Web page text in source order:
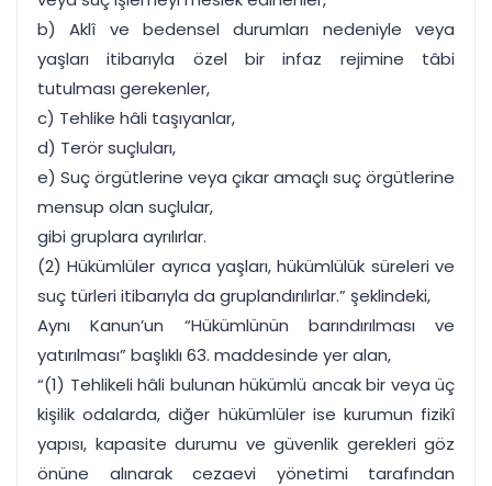
b) Aklî ve bedensel durumları nedeniyle veya
yaşları itibarıyla özel bir infaz rejimine tâbi
tutulması gerekenler,
c) Tehlike hâli taşıyanlar,
d) Terör suçluları,
e) Suç örgütlerine veya çıkar amaçlı suç örgütlerine
mensup olan suçlular,
gibi gruplara ayrılırlar.
(2) Hükümlüler ayrıca yaşları, hükümlülük süreleri ve
suç türleri itibarıyla da gruplandırılırlar.” şeklindeki,
Aynı Kanun’un “Hükümlünün barındırılması ve
yatırılması” başlıklı 63. maddesinde yer alan,
“(1) Tehlikeli hâli bulunan hükümlü ancak bir veya üç
kişilik odalarda, diğer hükümlüler ise kurumun fizikî
yapısı, kapasite durumu ve güvenlik gerekleri göz
önüne alınarak cezaevi yönetimi tarafından